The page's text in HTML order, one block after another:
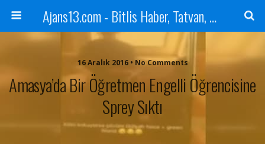
Ajans13.com - Bitlis Haber, Tatvan, Ahlat, Adilcevaz, Mutki, Hizan, Güroymak, Gazete, Ajans, 13, Haber
16 Aralık 2016 • No Comments
Amasya’da Bir Öğretmen Engelli Öğrencisine
Sprey Sıktı